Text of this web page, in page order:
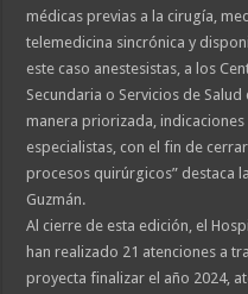
médicas previas a la cirugía,
telemedicina sincrónica y
este caso anestesistas, a los
Secundaria o Servicios de
manera priorizada,
especialistas, con el fin de
procesos quirúrgicos” destaca
Guzmán.
Al cierre de esta edición, el
han realizado 21 atenciones a
proyecta finalizar el año 2024,